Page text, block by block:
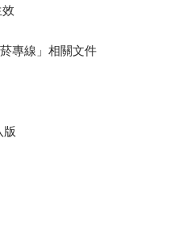
專線」相關文件
版